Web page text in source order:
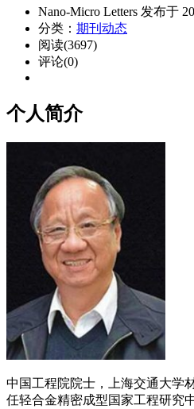
Nano-Micro Letters 发布于
分类： 期刊动态
阅读(3697)
评论(0)
个人简介
中国工程院院士，上海交通大学
任轻合金精密成型国家工程研究